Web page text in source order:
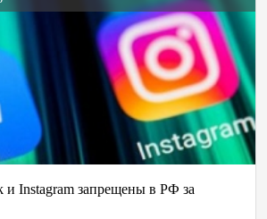
и Instagram запрещены в РФ за